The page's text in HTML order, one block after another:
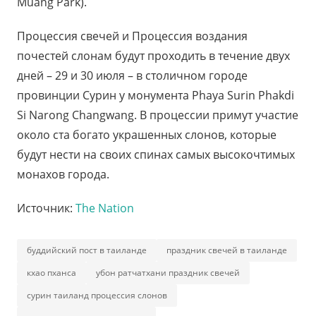
Процессия свечей и Процессия воздания
почестей слонам будут проходить в течение двух
дней – 29 и 30 июля – в столичном городе
провинции Сурин у монумента Phaya Surin Phakdi
Si Narong Changwang. В процессии примут участие
около ста богато украшенных слонов, которые
будут нести на своих спинах самых высокочтимых
монахов города.
Источник: The Nation
буддийский пост в таиланде
праздник свечей в таиланде
кхао пханса
убон ратчатхани праздник свечей
сурин таиланд процессия слонов